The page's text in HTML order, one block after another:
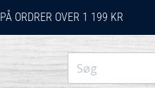
PÅ ORDRER OVER 1 199 KR